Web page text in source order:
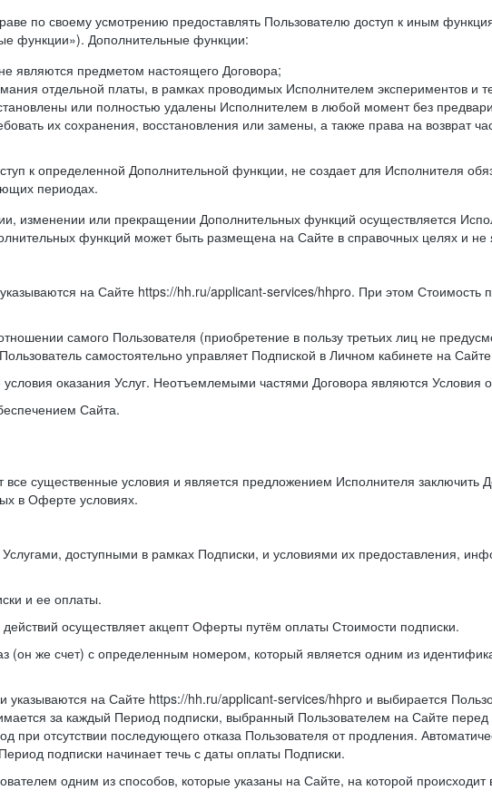
по своему усмотрению предоставлять Пользователю доступ к иным
функции»). Дополнительные функции:
являются предметом настоящего Договора;
отдельной платы, в рамках проводимых Исполнителем экспериментов и
или полностью удалены Исполнителем в любой момент без
их сохранения, восстановления или замены, а также права на возврат
к определенной Дополнительной функции, не создает для Исполнителя
периодах.
изменении или прекращении Дополнительных функций осуществляется
функций может быть размещена на Сайте в справочных целях и
на Сайте https://hh.ru/applicant-services/hhpro. При этом Стоимость
самого Пользователя (приобретение в пользу третьих лиц не
самостоятельно управляет Подпиской в Личном кабинете на
оказания Услуг. Неотъемлемыми частями Договора являются Условия
Сайта.
существенные условия и является предложением Исполнителя
в Оферте условиях.
доступными в рамках Подписки, и условиями их предоставления,
и ее оплаты.
осуществляет акцепт Оферты путём оплаты Стоимости подписки.
(он же счет) с определенным номером, который является одним из
указываются на Сайте https://hh.ru/applicant-services/hhpro и выбирается
за каждый Период подписки, выбранный Пользователем на Сайте
при отсутствии последующего отказа Пользователя от продления.
подписки начинает течь с даты оплаты Подписки.
одним из способов, которые указаны на Сайте, на которой